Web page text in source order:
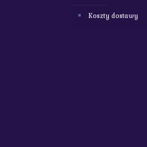
Koszty dostawy